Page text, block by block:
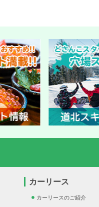
カーリース
カーリースのご紹介